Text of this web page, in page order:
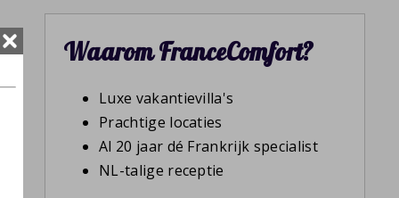
Waarom FranceComfort?
Luxe vakantievilla's
Prachtige locaties
Al 20 jaar dé Frankrijk specialist
NL-talige receptie